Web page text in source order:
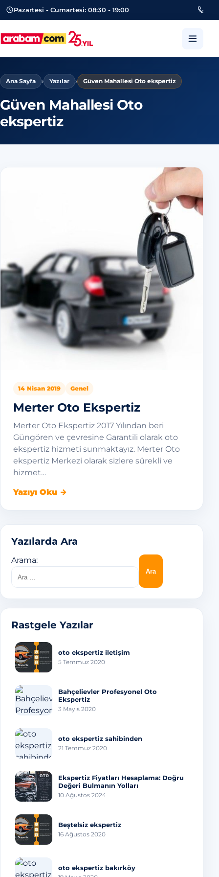
Pazartesi - Cumartesi: 08:30 - 19:00
arabam.com Güngören oto
Ana Sayfa › Yazılar › Güven Mahallesi Oto ekspertiz
Güven Mahallesi Oto
ekspertiz
14 Nisan 2019 Genel
Merter Oto Ekspertiz
Merter Oto Ekspertiz 2017 Yılından beri
Güngören ve çevresine Garantili olarak oto
ekspertiz hizmeti sunmaktayız. Merter Oto
ekspertiz Merkezi olarak sizlere sürekli ve
hizmet…
Yazıyı Oku →
Yazılarda Ara
Arama:
Rastgele Yazılar
oto ekspertiz iletişim
5 Temmuz 2020
Bahçelievler Profesyonel Oto
Ekspertiz
3 Mayıs 2020
oto ekspertiz sahibinden
21 Temmuz 2020
Ekspertiz Fiyatları Hesaplama: Doğru
Değeri Bulmanın Yolları
10 Ağustos 2024
Beştelsiz ekspertiz
16 Ağustos 2020
oto ekspertiz bakırköy